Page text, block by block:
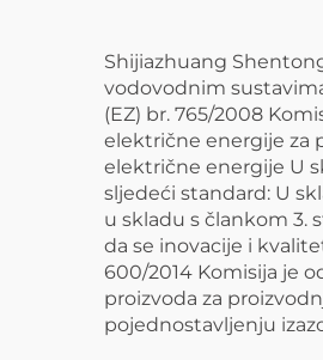
Shijiazhuang
vodovodnim
(EZ) br. 765/2008
električne energije za
električne energije U
sljedeći standard: U
u skladu s člankom 3.
da se inovacije i
600/2014 Komisija je
proizvoda za
pojednostavljenju